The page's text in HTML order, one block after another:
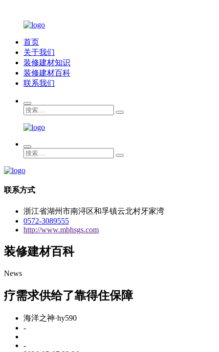
首页
关于我们
装修建材知识
装修建材百科
联系我们
联系方式
浙江省湖州市南浔区和孚镇云北村牙家湾
0572-3089555
http://www.mbhsgs.com
装修建材百科
News
疗需求供给了靠得住保障
海洋之神·hy590
-
-